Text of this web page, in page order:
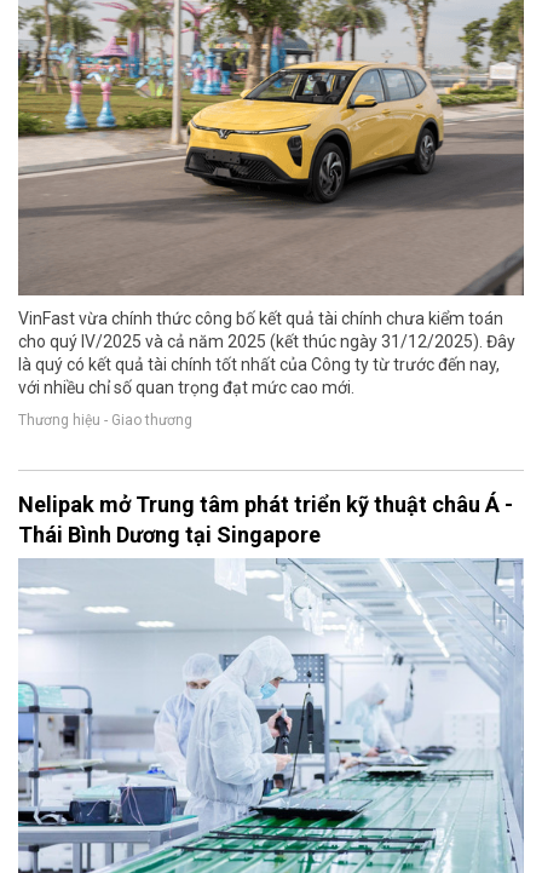
VinFast vừa chính thức công bố kết quả tài chính chưa kiểm toán
cho quý IV/2025 và cả năm 2025 (kết thúc ngày 31/12/2025). Đây
là quý có kết quả tài chính tốt nhất của Công ty từ trước đến nay,
với nhiều chỉ số quan trọng đạt mức cao mới.
Thương hiệu - Giao thương
Nelipak mở Trung tâm phát triển kỹ thuật châu Á -
Thái Bình Dương tại Singapore